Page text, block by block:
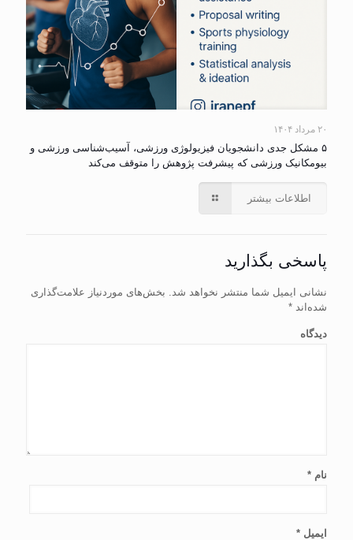
۲۰ مرداد ۱۴۰۴
۵ مشکل جدی دانشجویان فیزیولوژی ورزشی، آسیب‌شناسی ورزشی و
بیومکانیک ورزشی که پیشرفت پژوهش را متوقف می‌کند
اطلاعات بیشتر
پاسخی بگذارید
نشانی ایمیل شما منتشر نخواهد شد.
بخش‌های موردنیاز علامت‌گذاری
شده‌اند *
دیدگاه
نام *
ایمیل *